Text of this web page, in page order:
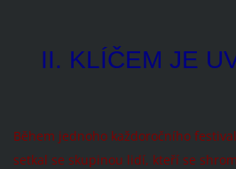
II. KLÍČEM JE
Během jednoho každoročního
setkal se skupinou lidí, kteří se